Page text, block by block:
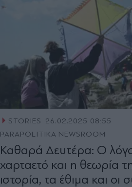
STORIES
26.02.2025 08:55
PARAPOLITIKA NEWSROOM
Καθαρά Δευτέρα: Ο
χαρταετό και η θεωρία
ιστορία, τα έθιμα και οι